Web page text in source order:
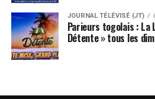
JOURNAL TÉLÉVISÉ (JT)
Parieurs togolais : La
Détente » tous les